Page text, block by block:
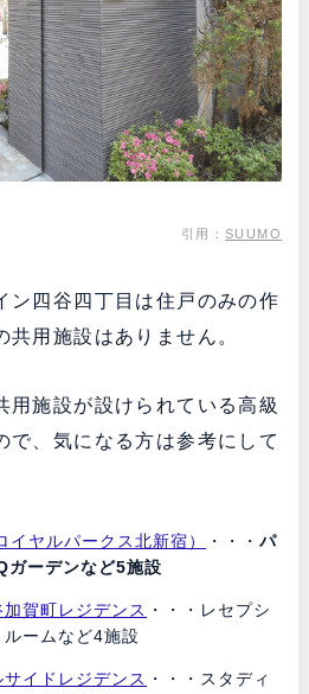
引用：SUUMO
ン四谷四丁目は住戸のみの作
共用施設はありません。
用施設が設けられている高級
で、気になる方は参考にして
ヤルパークス北新宿） ・・・パ
ガーデンなど5施設
賀町レジデンス ・・・レセプシ
ームなど4施設
イドレジデンス ・・・スタディ